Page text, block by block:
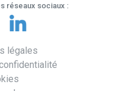
réseaux sociaux :
légales